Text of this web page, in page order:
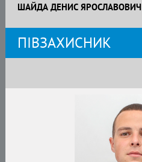
ШАЙДА ДЕНИС ЯРОСЛАВОВИЧ
ПІВЗАХИСНИК